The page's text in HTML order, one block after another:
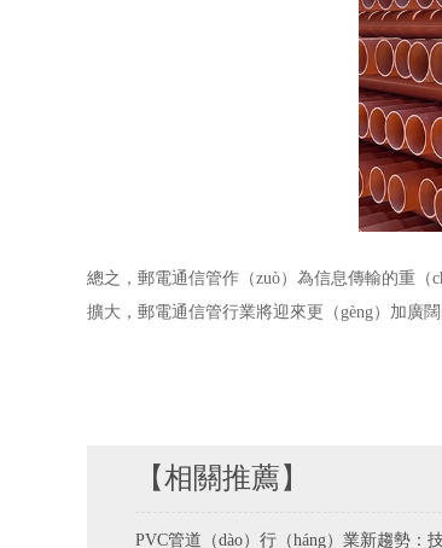
總之，郵電通信管作（zuò）為信息傳輸的重
擴大，郵電通信管行業將迎來更（gèng）加廣
【相關推薦】
PVC管道（dào）行（háng）業新趨勢